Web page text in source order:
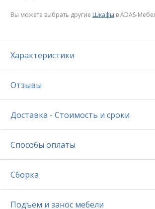
Вы можете выбрать другие Шкафы в ADAS-
Характеристики
Отзывы
Доставка - Стоимость и сроки
Способы оплаты
Сборка
Подъем и занос мебели